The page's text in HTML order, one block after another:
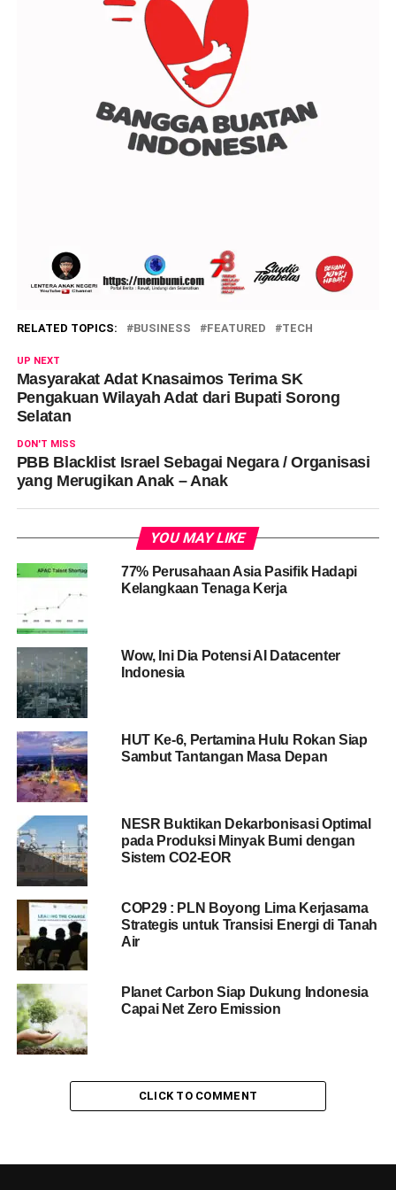
RELATED TOPICS: BUSINESS FEATURED TECH
UP NEXT
Masyarakat Adat Knasaimos Terima SK
Pengakuan Wilayah Adat dari Bupati Sorong
Selatan
DON'T MISS
PBB Blacklist Israel Sebagai Negara / Organisasi
yang Merugikan Anak – Anak
YOU MAY LIKE
77% Perusahaan Asia Pasifik Hadapi
Kelangkaan Tenaga Kerja
Wow, Ini Dia Potensi AI Datacenter
Indonesia
HUT Ke-6, Pertamina Hulu Rokan Siap
Sambut Tantangan Masa Depan
NESR Buktikan Dekarbonisasi Optimal
pada Produksi Minyak Bumi dengan
Sistem CO2-EOR
COP29 : PLN Boyong Lima Kerjasama
Strategis untuk Transisi Energi di Tanah
Air
Planet Carbon Siap Dukung Indonesia
Capai Net Zero Emission
CLICK TO COMMENT